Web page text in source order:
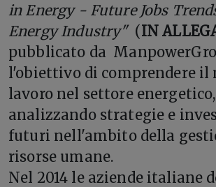
in Energy - Future Jobs
Energy Industry"(IN
pubblicato da
l'obiettivo di comprendere il
lavoro nel settore energetico,
analizzando strategie e
futuri nell'ambito della
risorse umane.
Nel 2014 le aziende italiane